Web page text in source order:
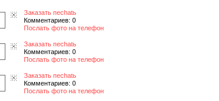
Заказать пеchatь
Комментариев: 0
Послать фото на телефон
Заказать пеchatь
Комментариев: 0
Послать фото на телефон
Заказать пеchatь
Комментариев: 0
Послать фото на телефон